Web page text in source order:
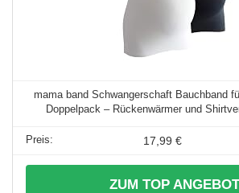
mama band Schwangerschaft Bauchband
Doppelpack – Rückenwärmer und
17,99 €
ZUM TOP